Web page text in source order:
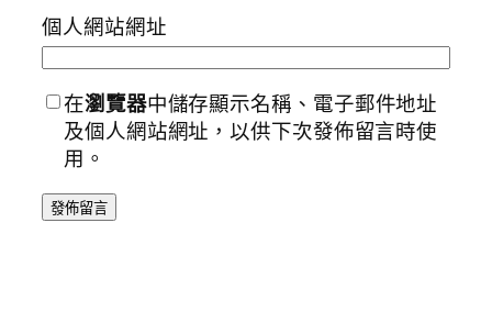
個人網站網址
在瀏覽器中儲存顯示名稱、電子郵件地址
及個人網站網址，以供下次發佈留言時使
用。